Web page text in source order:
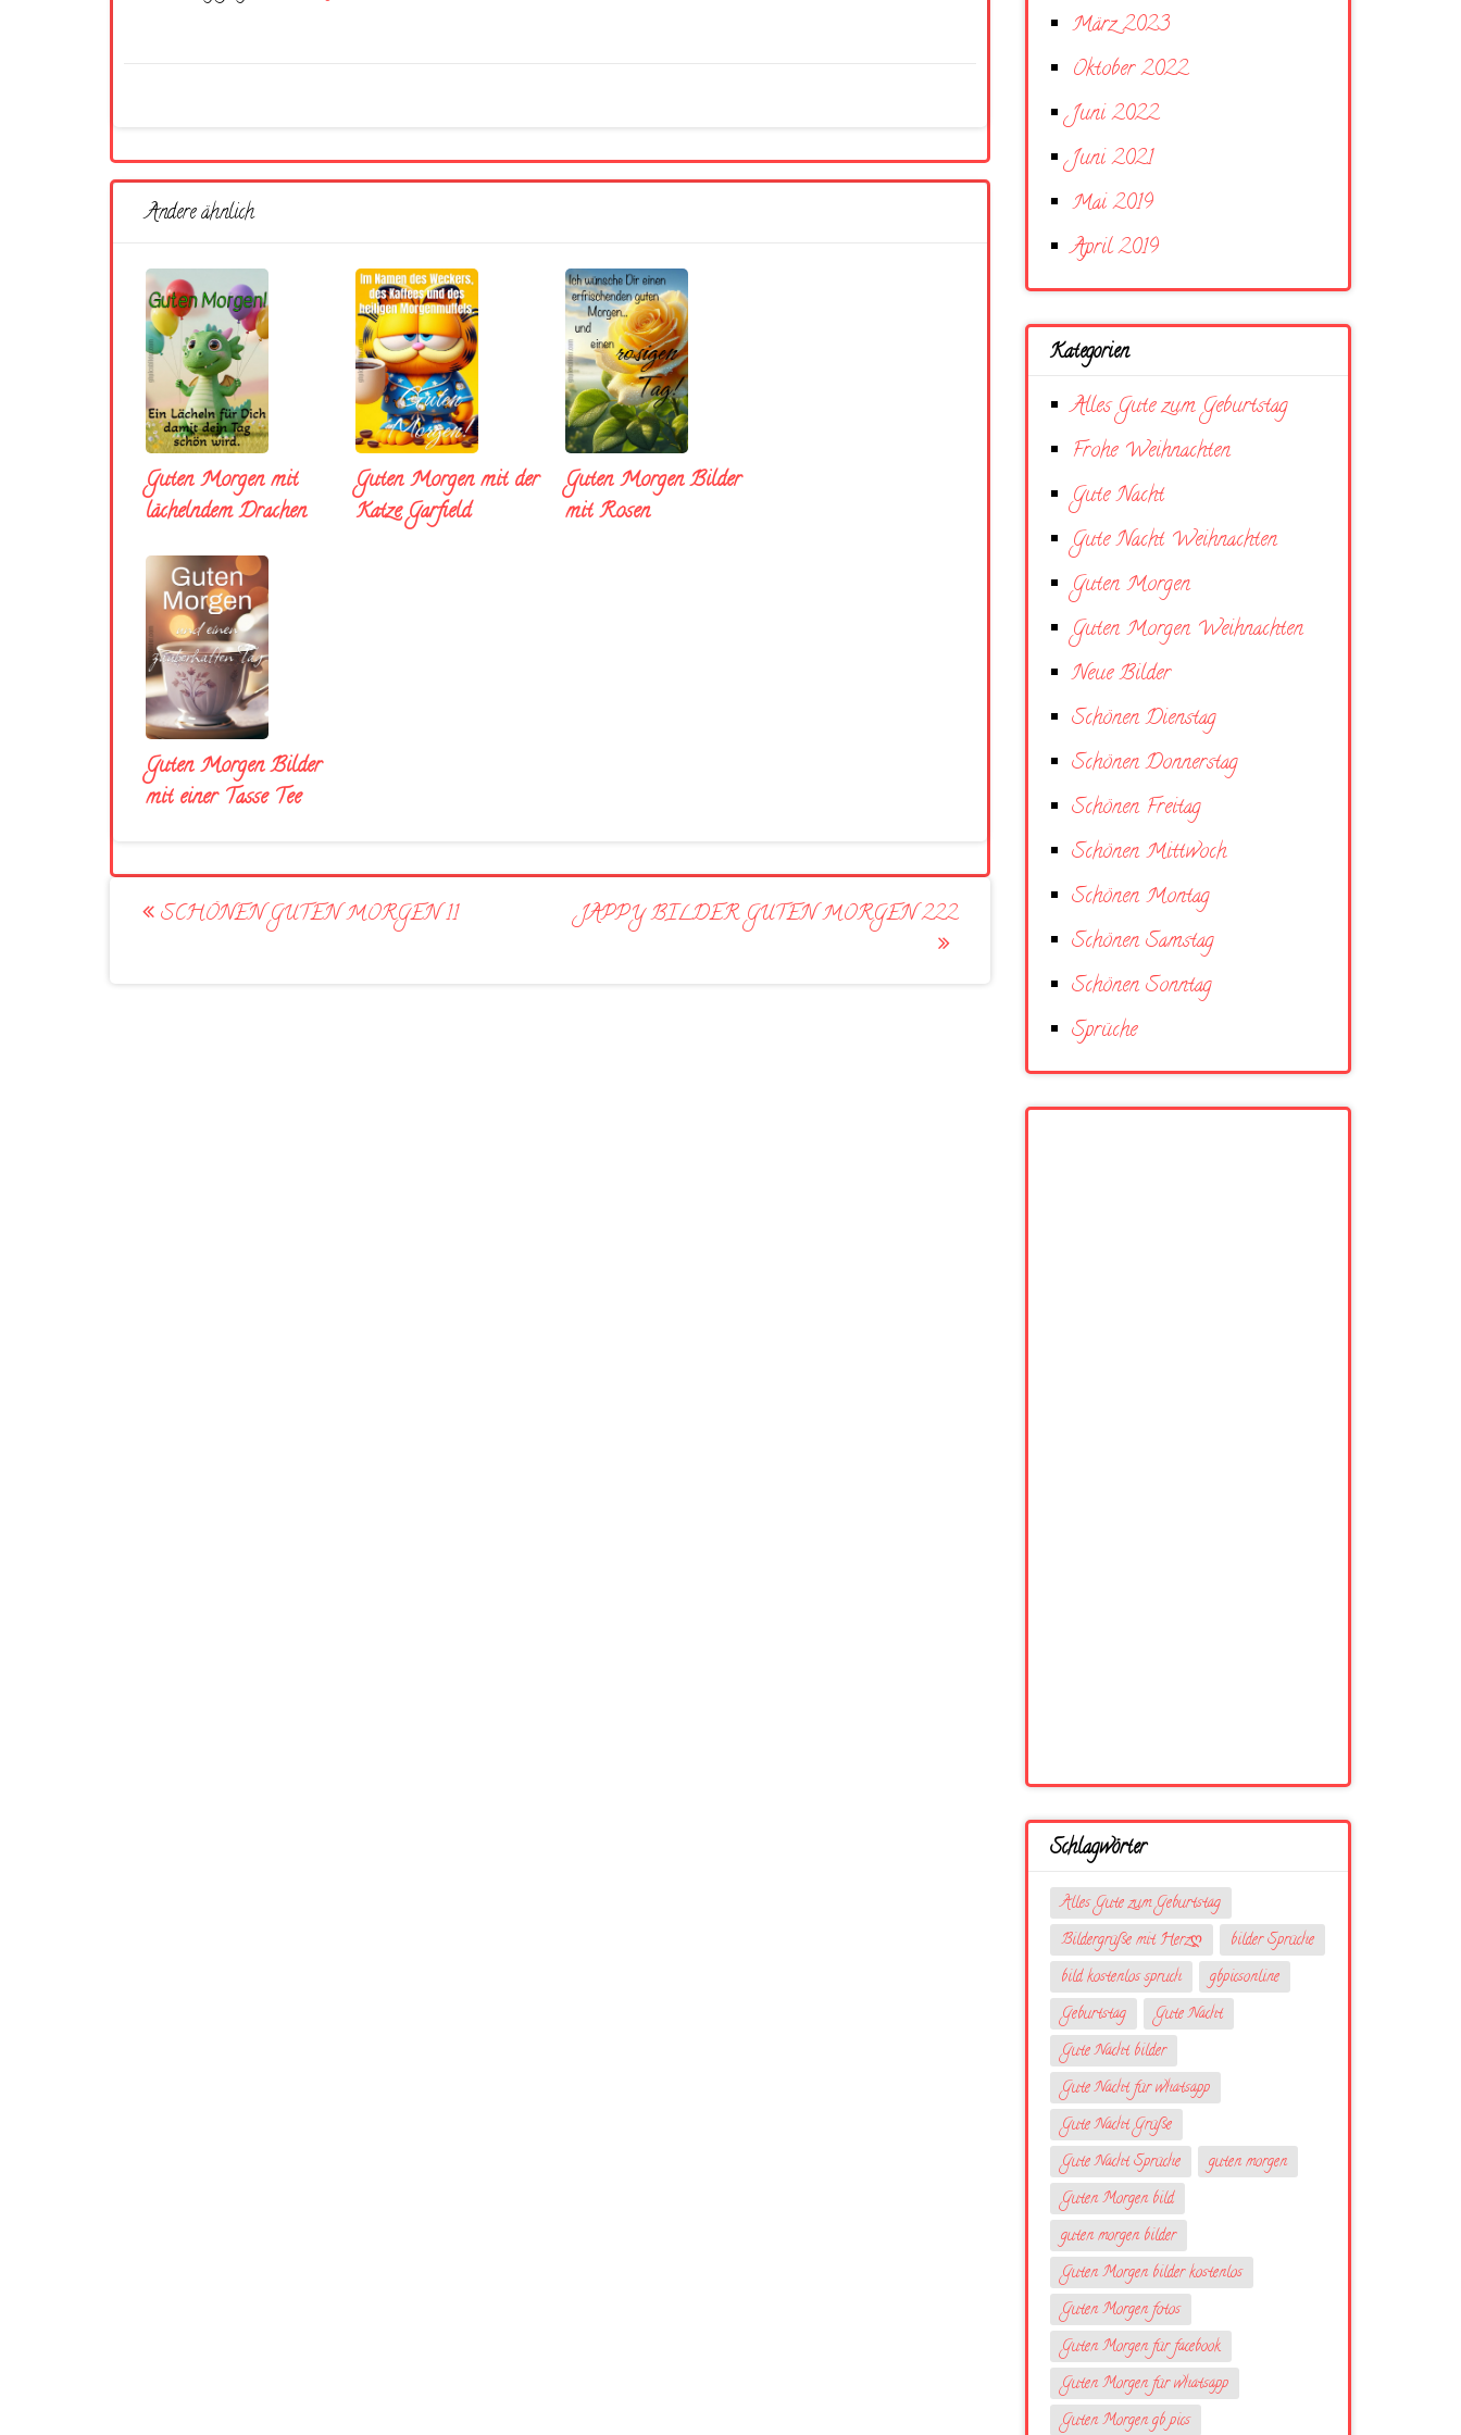
Andere ähnlich
Guten Morgen mit
lächelndem Drachen
Guten Morgen mit der
Katze Garfield
Guten Morgen Bilder
mit Rosen
Guten Morgen Bilder
mit einer Tasse Tee
Post
SCHÖNEN GUTEN MORGEN 11 JAPPY BILDER GUTEN MORGEN 222
März 2023
Oktober 2022
Juni 2022
Juni 2021
Mai 2019
April 2019
Kategorien
Alles Gute zum Geburtstag
Frohe Weihnachten
Gute Nacht
Gute Nacht Weihnachten
Guten Morgen
Guten Morgen Weihnachten
Neue Bilder
Schönen Dienstag
Schönen Donnerstag
Schönen Freitag
Schönen Mittwoch
Schönen Montag
Schönen Samstag
Schönen Sonntag
Sprüche
Schlagwörter
Alles Gute zum Geburtstag
Bildergrüße mit Herzღ
bilder Sprüche
bild kostenlos spruch
gbpicsonline
Geburtstag
Gute Nacht
Gute Nacht bilder
Gute Nacht für whatsapp
Gute Nacht Grüße
Gute Nacht Sprüche
guten morgen
Guten Morgen bild
guten morgen bilder
Guten Morgen bilder kostenlos
Guten Morgen fotos
Guten Morgen für facebook
Guten Morgen für whatsapp
Guten Morgen gb pics